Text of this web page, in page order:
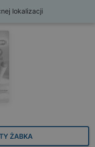
lokalizacji
ŻABKA